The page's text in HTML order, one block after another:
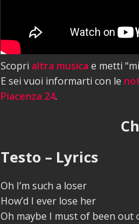
Scopri altra musica e metti
E sei vuoi informarti con le
Piacenza 24.
Testo – Lyrics
Oh I’m such a loser
How’d I ever lose her
Oh maybe I must of been out